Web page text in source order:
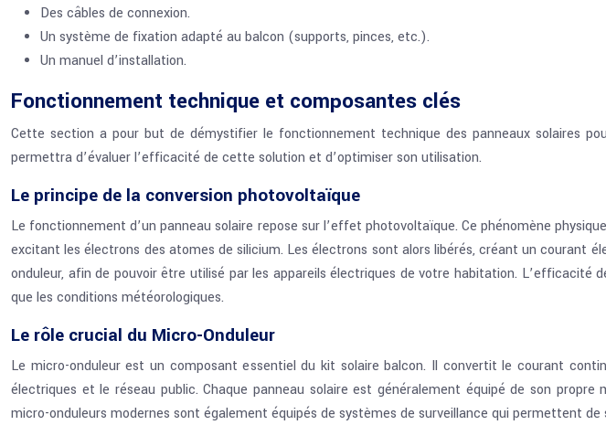
Des câbles de connexion.
Un système de fixation adapté au balcon (supports, pinces, etc.).
Un manuel d’installation.
Fonctionnement technique et composantes clés
Cette section a pour but de démystifier le fonctionnement technique des panneaux solaires
permettra d’évaluer l’efficacité de cette solution et d’optimiser son utilisation.
Le principe de la conversion photovoltaïque
Le fonctionnement d’un panneau solaire repose sur l’effet photovoltaïque. Ce phénomène
excitant les électrons des atomes de silicium. Les électrons sont alors libérés, créant un
onduleur, afin de pouvoir être utilisé par les appareils électriques de votre habitation. L’efficacité
que les conditions météorologiques.
Le rôle crucial du Micro-Onduleur
Le micro-onduleur est un composant essentiel du kit solaire balcon. Il convertit le courant
électriques et le réseau public. Chaque panneau solaire est généralement équipé de son
micro-onduleurs modernes sont également équipés de systèmes de surveillance qui permettent de